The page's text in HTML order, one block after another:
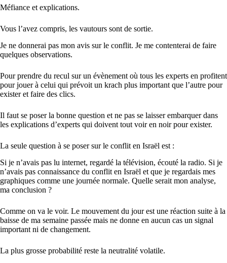
Méfiance et explications.
Vous l’avez compris, les vautours sont de sortie.
Je ne donnerai pas mon avis sur le conflit. Je me contenterai de faire
quelques observations.
Pour prendre du recul sur un évènement où tous les experts en profitent
pour jouer à celui qui prévoit un krach plus important que l’autre pour
exister et faire des clics.
Il faut se poser la bonne question et ne pas se laisser embarquer dans
les explications d’experts qui doivent tout voir en noir pour exister.
La seule question à se poser sur le conflit en Israël est :
Si je n’avais pas lu internet, regardé la télévision, écouté la radio. Si je
n’avais pas connaissance du conflit en Israël et que je regardais mes
graphiques comme une journée normale. Quelle serait mon analyse,
ma conclusion ?
Comme on va le voir. Le mouvement du jour est une réaction suite à la
baisse de ma semaine passée mais ne donne en aucun cas un signal
important ni de changement.
La plus grosse probabilité reste la neutralité volatile.